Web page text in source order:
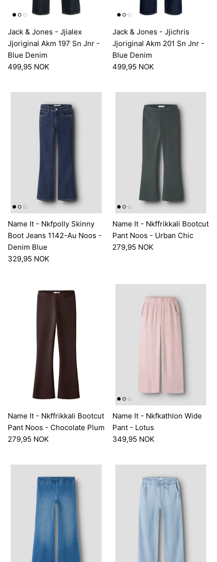
Jack & Jones - Jjialex
Jjoriginal Akm 197 Sn Jnr -
Blue Denim
499,95 NOK
Jack & Jones - Jjichris
Jjoriginal Akm 201 Sn Jnr -
Blue Denim
499,95 NOK
Name It - Nkfpolly Skinny
Boot Jeans 1142-Au Noos -
Denim Blue
329,95 NOK
Name It - Nkffrikkali Bootcut
Pant Noos - Urban Chic
279,95 NOK
Name It - Nkffrikkali Bootcut
Pant Noos - Chocolate Plum
279,95 NOK
Name It - Nkfkathlon Wide
Pant - Lotus
349,95 NOK